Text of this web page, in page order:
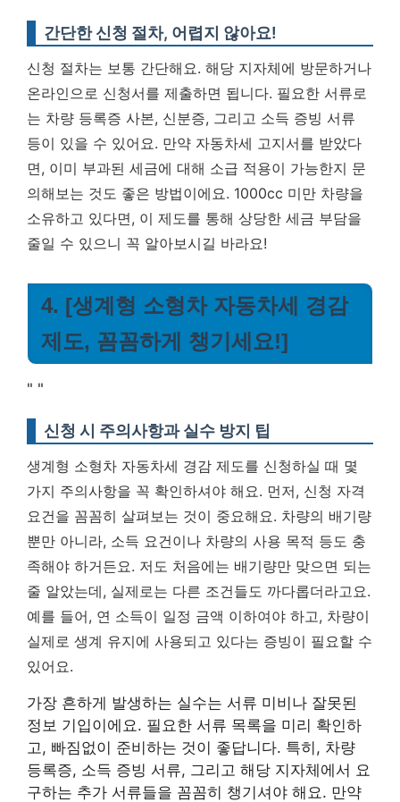
간단한 신청 절차, 어렵지 않아요!
신청 절차는 보통 간단해요. 해당 지자체에 방문하거나
온라인으로 신청서를 제출하면 됩니다. 필요한 서류로
는 차량 등록증 사본, 신분증, 그리고 소득 증빙 서류
등이 있을 수 있어요. 만약 자동차세 고지서를 받았다
면, 이미 부과된 세금에 대해 소급 적용이 가능한지 문
의해보는 것도 좋은 방법이에요. 1000cc 미만 차량을
소유하고 있다면, 이 제도를 통해 상당한 세금 부담을
줄일 수 있으니 꼭 알아보시길 바라요!
4. [생계형 소형차 자동차세 경감
제도, 꼼꼼하게 챙기세요!]
" "
신청 시 주의사항과 실수 방지 팁
생계형 소형차 자동차세 경감 제도를 신청하실 때 몇
가지 주의사항을 꼭 확인하셔야 해요. 먼저, 신청 자격
요건을 꼼꼼히 살펴보는 것이 중요해요. 차량의 배기량
뿐만 아니라, 소득 요건이나 차량의 사용 목적 등도 충
족해야 하거든요. 저도 처음에는 배기량만 맞으면 되는
줄 알았는데, 실제로는 다른 조건들도 까다롭더라고요.
예를 들어, 연 소득이 일정 금액 이하여야 하고, 차량이
실제로 생계 유지에 사용되고 있다는 증빙이 필요할 수
있어요.
가장 흔하게 발생하는 실수는 서류 미비나 잘못된
정보 기입이에요. 필요한 서류 목록을 미리 확인하
고, 빠짐없이 준비하는 것이 좋답니다. 특히, 차량
등록증, 소득 증빙 서류, 그리고 해당 지자체에서 요
구하는 추가 서류들을 꼼꼼히 챙기셔야 해요. 만약